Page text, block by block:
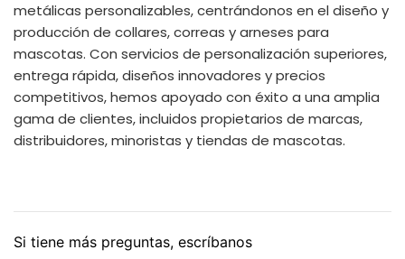
metálicas personalizables, centrándonos en el diseño y
producción de collares, correas y arneses para
mascotas. Con servicios de personalización superiores,
entrega rápida, diseños innovadores y precios
competitivos, hemos apoyado con éxito a una amplia
gama de clientes, incluidos propietarios de marcas,
distribuidores, minoristas y tiendas de mascotas.
Si tiene más preguntas, escríbanos